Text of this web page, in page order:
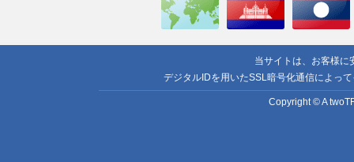
当サイトは、お客様に
デジタルIDを用いたSSL暗号化通信によっ
Copyright © A